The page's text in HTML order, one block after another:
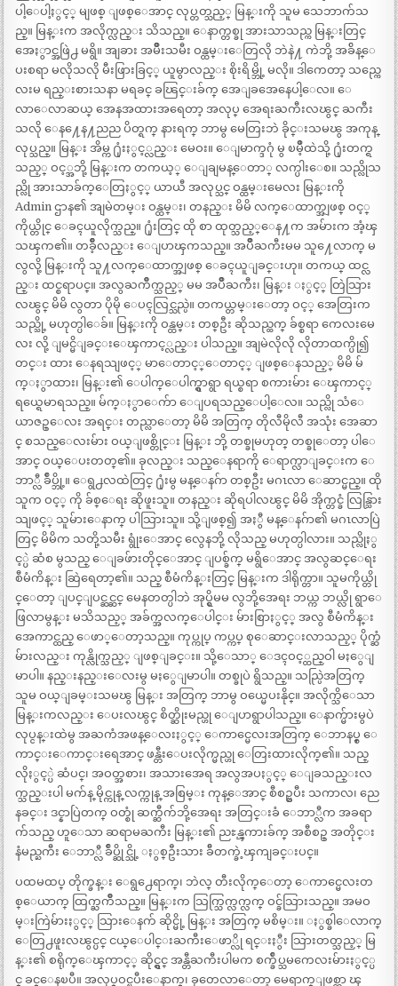
ပါ့ေပါ့ႏွင့္ မျဖစ္ ျဖစ္ေအာင္ လုပ္တတ္သည့္ မြန္းကို သူမ သေဘာက်သ
ည္။ မြန္းက အလိုက္လည္း သိသည္။ ေနာက္တစ္ခု အားသာသည္က မြန္းတြင္
အေႏွာင္အဖြဲ႕ မရွိ။ အျခား အမ်ိဳးသမီး ဝန္ထမ္းေတြလို ဘဲနဲ႔ ကဲဘို့ အခ်ိန္ေ
ပးစရာ မလိုသလို မီးဖြားခြင့္ ယူမွာလည္း စိုးရိမ္ဘို့ မလို။ ဒါကေတာ့ သည္ကေ
လးမ ရည္းစားသနာ မရခင္ ခၽြင္းခ်က္ အေျခအေနေပါ့ေလ။ ေ
လာေလာဆယ္ အေနအထားအရေတာ့ အလုပ္ အေရးႀကီးလၽွင္ ႀကီး
သလို ေန႔ေန႔ညည ပိတ္ရက္ နားရက္ ဘာမွ မေတြးဘဲ ခိုင္းသမၽွ အကုန္
လုပ္သည္။ မြန္း အိမ္က ႐ုံးႏွင့္လည္း မေဝး။ ေျမာက္ဒဂုံ မွ ၿမိဳ့ထဲသို့ ႐ုံးတက္ရ
သည့္ ဝင့္အဘို့ မြန္းက တကယ့္ ေျချမန္ေတာ္ လက္ပါးေစ။ သည္လိုသ
ည္လို အားသာခ်က္ေတြႏွင့္ ယာယီ အလုပ္သင္ ဝန္ထမ္းမေလး မြန္းကို
Admin ဌာန၏ အျမဲတမ္း ဝန္ထမ္း၊ တနည္း မိမိ လက္ေထာက္အျဖစ္ ဝင့္
ကိုယ္တိုင္ ေခၚယူလိုက္သည္။ ႐ုံးတြင္ ထို စာ ထုတ္သည့္ေန႔က အမ်ားက အံ့ၾ
သၾက၏။ တခ်ိဳ့လည္း ေျပာၾကသည္။ အပ်ိဳႀကီးမမ သူ႔ေလာက္ မ
လွလို့ မြန္းကို သူ႔လက္ေထာက္အျဖစ္ ေခၚယူျခင္းဟု။ တကယ္ ထင္လ
ည္း ထင္စရာပင္။ အလွႀကိဳက္သည့္ မမ အပ်ိဳႀကီး၊ မြန္း ႏွင့္ တြဲသြား
လၽွင္ မိမိ လွတာ ပိုမို ေပၚလြင္သည္ပဲ။ တကယ္တမ္းေတာ့ ဝင့္ အေတြးက
သည္သို့ မဟုတ္ပါေခ်။ မြန္းကို ဝန္ထမ္း တစ္ဦး ဆိုသည္ထက္ ခ်စ္စရာ ကေလးမေ
လး လို့ ျမင္မိျခင္းေၾကာင့္လည္း ပါသည္။ အျမဲလိုလို လိုတာထက္ပို၍
တင္း ထား ေနရသျဖင့္ မာေတာင့္ေတာင့္ ျဖစ္ေနသည့္ မိမိ မ်
က္ႏွာထား၊ မြန္း၏ ေပါက္ေပါက္ရွာရွာ ရယ္စရာ စကားမ်ား ေၾကာင့္
ရယ္ရေမာရသည္။ မ်က္ႏွာေက်ာ ေျပရသည္ေပါ့ေလ။ သည္လို သံေ
ယာဇဥ္ေလး အရင္း တည္လာေတာ့ မိမိ အတြက္ တိုလီမိုလီ အသုံး အေဆာ
င္ စသည္ေလးမ်ား ဝယ္ျဖစ္တိုင္း မြန္း ဘို့ တစ္ခုမဟုတ္ တစ္ခုေတာ့ ပါေ
အာင္ ဝယ္ေပးတတ္၏။ ခုလည္း သည္ေနရာကို ေရာက္လာျခင္းက ေ
ဘာ္လီ ခ်ဳပ္ဘို့။ ေရွ႕လထဲတြင္ ႐ုံးမွ မန္ေနဂ်ာ တစ္ဦး မဂၤလာ ေဆာင္မည္။ ထို
သူက ဝင့္ ကို ခ်စ္ေရး ဆိုဖူးသူ။ တနည္း ဆိုရပါလၽွင္ မိမိ အိုက္တင္ခံ လြန္သြား
သျဖင့္ သူမ်ားေနာက္ ပါသြားသူ။ သို့ျဖစ္၍ အႏွီ မန္ေနဂ်ာ၏ မဂၤလာပြဲ
တြင္ မိမိက သတို့သမီး ရွုံးေအာင္ လွေနဘို့ လိုသည္ မဟုတ္ပါလား။ သည္လိုႏွ
င့္ပဲ ဆံစ မွသည္ ေျခဖ်ားတိုင္ေအာင္ ျပစ္ခ်က္ မရွိေအာင္ အလွဆင္ေရး
စီမံကိန္း ဆြဲရေတာ့၏။ သည္ စီမံကိန္းတြင္ မြန္းက ဒါရိုက္တာ။ သူမကိုယ္တို
င္ေတာ့ ျပင္ျပင္ဆင္ဆင္ မေနတတ္ပါဘဲ အုပ္ရွိမမ လွဘို့အေရး ဘယ္က ဘယ္လို ရွာေ
ဖြလာမွန္း မသိသည့္ အခ်က္အလက္ေပါင္း မ်ားစြာႏွင့္ အလွ စီမံကိန္း
အေကာင္ထည္ ေဖာ္ေတာ့သည္။ ကုပ္ကုပ္ ကပ္ကပ္ စုေဆာင္းလာသည့္ ပိုက္ဆံ
မ်ားလည္း ကုန္လိုက္သည့္ ျဖစ္ျခင္း။ သို့ေသာ္ ေဒၚဝင့္ထည္ဝါ မႏွေျ
မာပါ။ နည္းနည္းေလးမွ မႏွေျမာပါ။ တစ္ခုပဲ ရွိသည္။ သည္ပြဲအတြက္
သူမ ဝယ္ျခမ္းသမၽွ မြန္း အတြက္ ဘာမွ ဝယ္မေပးနိုင္။ အလိုက္သိေသာ
မြန္းကလည္း ေပးလၽွင္ စိတ္ဆိုးမည္ဟု ေျပာရွာပါသည္။ ေနာက္မ်ားမွပဲ
လုပ္ငန္းထဲမွ အႀကံအဖန္ေလးႏွင့္ ေကာင္မေလးအတြက္ ေဘာနပ္စ္ ေ
ကာင္းေကာင္းရေအာင္ ဖန္တီးေပးလိုက္မည္ဟု ေတြးထားလိုက္၏။ သည္
လိုႏွင့္ပဲ ဆံပင္၊ အဝတ္အစား၊ အသားအေရ အလွအပႏွင့္ ေျခသည္းလ
က္သည္းပါ မက်န္ မိုင္ကုန္ လက္ကုန္ အစြမ္း ကုန္ေအာင္ စီစဥ္ၿပီး သကာလ၊ ညေ
နခင္း ဒင္နာပြဲတက္ ဝတ္စုံ ဆက္ဆီက်ဘို့အေရး အတြင္းခံ ေဘာ္လီက အခရာ
က်သည္ ဟူေသာ ဆရာမႀကီး မြန္း၏ ညႊန္ၾကားခ်က္ အစီစဥ္ အတိုင္း
နံမည္ႀကီး ေဘာ္လီ ခ်ဳပ္ဆိုင္သို့ ႏွစ္ဦးသား ခ်ီတက္ခဲ့ၾကျခင္းပင္။
ပထမထပ္ တိုက္ခန္း ေရွ႕ေရာက္၊ ဘဲလ္ တီးလိုက္ေတာ့ ေကာင္မေလးတ
စ္ေယာက္ ထြက္ႀကိဳသည္။ မြန္းက သြက္သြက္လက္လက္ ဝင္ခ်သြားသည္။ အမဝ
မ္းကြဲမ်ားႏွင့္ သြားေနက် ဆိုင္မို့ မြန္း အတြက္ မစိမ္း။ ႏွစ္ခါေလာက္
ေတြ႕ဖူးလၽွင္ပင္ ငယ္ေပါင္းႀကီးေဖာ္လို ရင္းႏွီး သြားတတ္သည့္ မြ
န္း၏ စရိုက္ေၾကာင့္ ဆိုင္ရွင္ အန္တီႀကီးပါမက စက္ခ်ဳပ္သမကေလးမ်ားႏွင့္ပ
င္ ခင္ေနၿပီ။ အလုပ္ဝင္ၿပီးေနာက္၊ ခုတေလာေတာ့ မေရာက္ျဖစ္တာ ၾ